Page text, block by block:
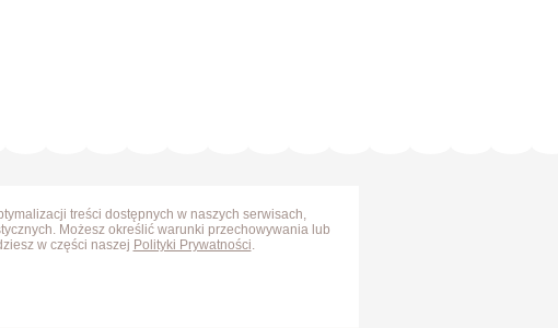
treści dostępnych w naszych serwisach,
Możesz określić warunki przechowywania lub
w części naszej Polityki Prywatności.